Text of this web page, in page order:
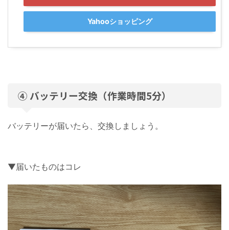
Yahooショッピング
④ バッテリー交換（作業時間5分）
バッテリーが届いたら、交換しましょう。
▼届いたものはコレ